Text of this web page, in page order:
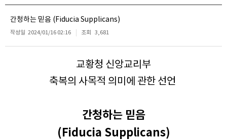
간청하는 믿음 (Fiducia Supplicans)
작성일 2024/01/16 02:16 조회 3,681
교황청 신앙교리부
축복의 사목적 의미에 관한 선언
간청하는 믿음
(Fiducia Supplicans)